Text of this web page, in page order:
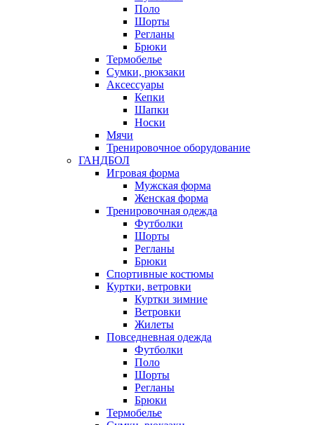
Поло
Шорты
Регланы
Брюки
Термобелье
Сумки, рюкзаки
Аксессуары
Кепки
Шапки
Носки
Мячи
Тренировочное оборудование
ГАНДБОЛ
Игровая форма
Мужская форма
Женская форма
Тренировочная одежда
Футболки
Шорты
Регланы
Брюки
Спортивные костюмы
Куртки, ветровки
Куртки зимние
Ветровки
Жилеты
Повседневная одежда
Футболки
Поло
Шорты
Регланы
Брюки
Термобелье